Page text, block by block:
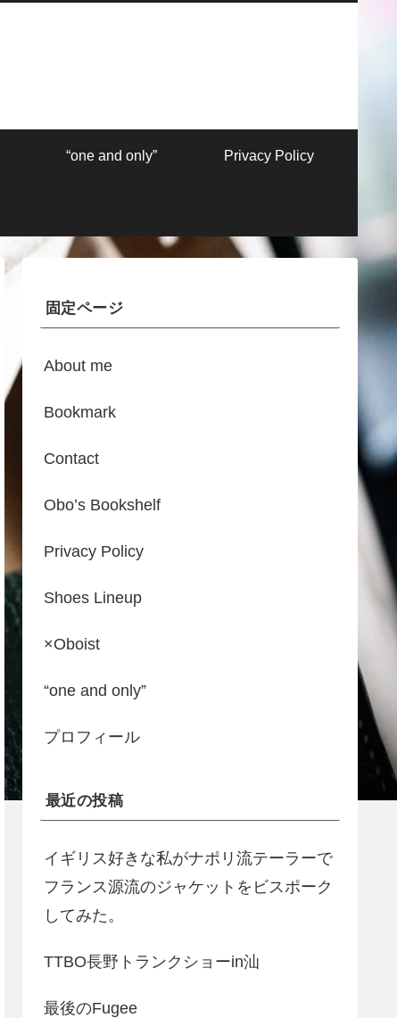
“one and only” Privacy Policy
固定ページ
About me
Bookmark
Contact
Obo’s Bookshelf
Privacy Policy
Shoes Lineup
×Oboist
“one and only”
プロフィール
最近の投稿
イギリス好きな私がナポリ流テーラーで
フランス源流のジャケットをビスポーク
してみた。
TTBO長野トランクショーin汕
最後のFugee